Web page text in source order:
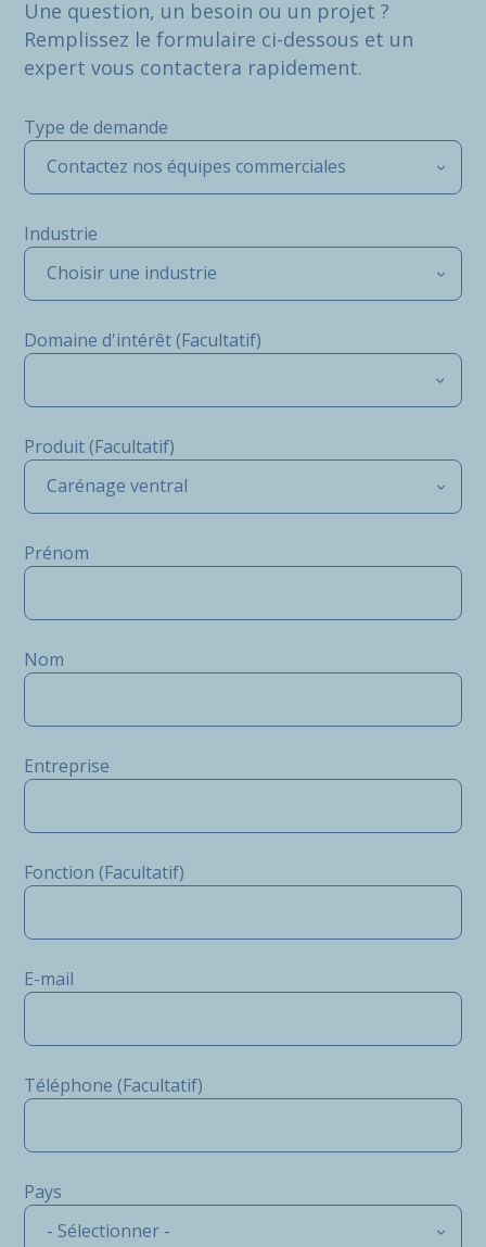
Une question, un besoin ou un projet ?
Remplissez le formulaire ci-dessous et un
expert vous contactera rapidement.
Type de demande
Contactez nos équipes commerciales
Industrie
Choisir une industrie
Domaine d'intérêt (Facultatif)
Produit (Facultatif)
Carénage ventral
Prénom
Nom
Entreprise
Fonction (Facultatif)
E-mail
Téléphone (Facultatif)
Pays
- Sélectionner -